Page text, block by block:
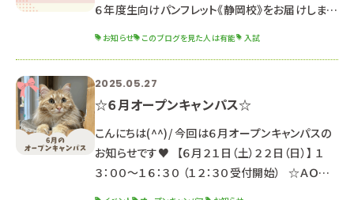
６年度生向けパンフレット《静岡校》をお届けします
２５年３月以降にパンフレットを貰っている方は
同じのものになるので資料請求の必要はありませ
ん。 まだお持ちでない方は是非GETしてね☆
▶▶資料請求
お知らせ このブログを見た人は有能 入試
2025.05.27
☆６月オープンキャンパス☆
こんにちは(^^)/ 今回は６月オープンキャンパスの
お知らせです♥ 【６月２１日（土）２２日（日）】 １
３：００～１６：３０ （１２：３０受付開始） ☆ＡＯ入